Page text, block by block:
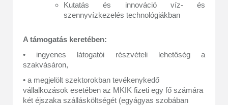
Kutatás és innováció víz- és
szennyvízkezelés technológiákban
A támogatás keretében:
• ingyenes látogatói részvételi lehetőség a
szakvásáron,
• a megjelölt szektorokban tevékenykedő
vállalkozások esetében az MKIK fizeti egy fő számára
két éjszaka szállásköltségét (egyágyas szobában